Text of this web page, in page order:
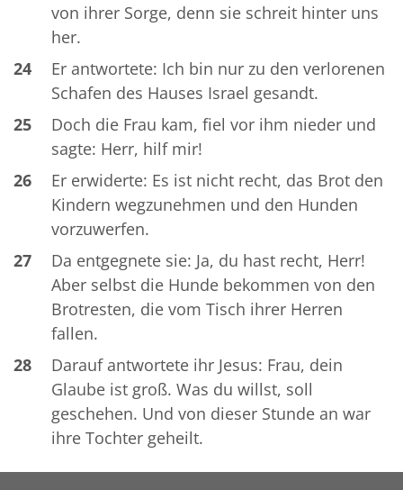
von ihrer Sorge, denn sie schreit hinter uns
her.
24
Er antwortete: Ich bin nur zu den verlorenen
Schafen des Hauses Israel gesandt.
25
Doch die Frau kam, fiel vor ihm nieder und
sagte: Herr, hilf mir!
26
Er erwiderte: Es ist nicht recht, das Brot den
Kindern wegzunehmen und den Hunden
vorzuwerfen.
27
Da entgegnete sie: Ja, du hast recht, Herr!
Aber selbst die Hunde bekommen von den
Brotresten, die vom Tisch ihrer Herren
fallen.
28
Darauf antwortete ihr Jesus: Frau, dein
Glaube ist groß. Was du willst, soll
geschehen. Und von dieser Stunde an war
ihre Tochter geheilt.